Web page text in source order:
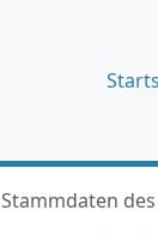
Stammdaten